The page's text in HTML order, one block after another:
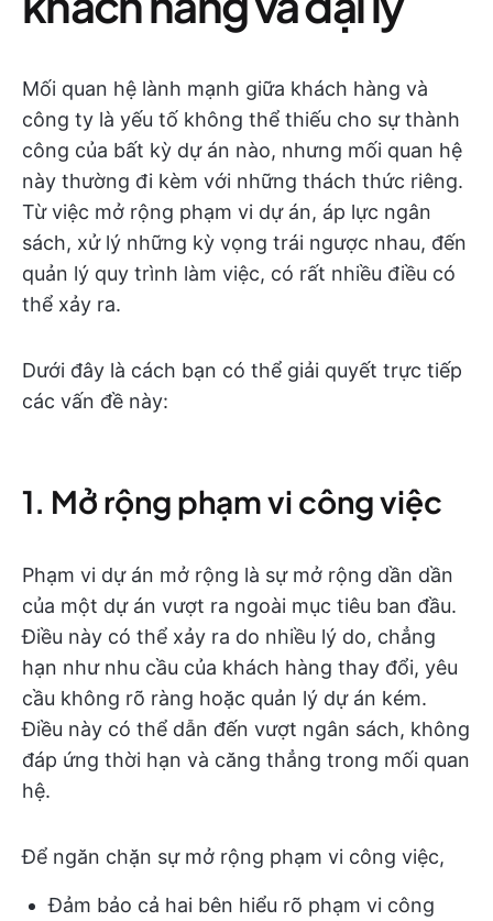
Mối quan hệ lành mạnh giữa khách hàng và
công ty là yếu tố không thể thiếu cho sự thành
công của bất kỳ dự án nào, nhưng mối quan hệ
này thường đi kèm với những thách thức riêng.
Từ việc mở rộng phạm vi dự án, áp lực ngân
sách, xử lý những kỳ vọng trái ngược nhau, đến
quản lý quy trình làm việc, có rất nhiều điều có
thể xảy ra.
Dưới đây là cách bạn có thể giải quyết trực tiếp
các vấn đề này:
1. Mở rộng phạm vi công việc
Phạm vi dự án mở rộng là sự mở rộng dần dần
của một dự án vượt ra ngoài mục tiêu ban đầu.
Điều này có thể xảy ra do nhiều lý do, chẳng
hạn như nhu cầu của khách hàng thay đổi, yêu
cầu không rõ ràng hoặc quản lý dự án kém.
Điều này có thể dẫn đến vượt ngân sách, không
đáp ứng thời hạn và căng thẳng trong mối quan
hệ.
Để ngăn chặn sự mở rộng phạm vi công việc,
Đảm bảo cả hai bên hiểu rõ phạm vi công